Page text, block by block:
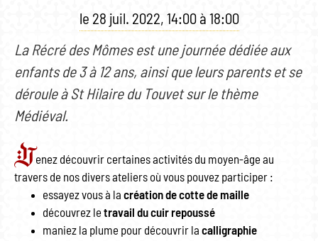
le 28 juil. 2022, 14:00à 18:00
La Récré des Mômes est une journée dédiée aux
enfants de 3 à 12 ans, ainsi que leurs parents et se
déroule à St Hilaire du Touvet sur le thème
Médiéval.
Venez découvrir certaines activités du moyen-âge au
travers de nos divers ateliers où vous pouvez participer :
essayez vous à la création de cotte de maille
découvrez letravail du cuir repoussé
maniez la plume pour découvrir la calligraphie